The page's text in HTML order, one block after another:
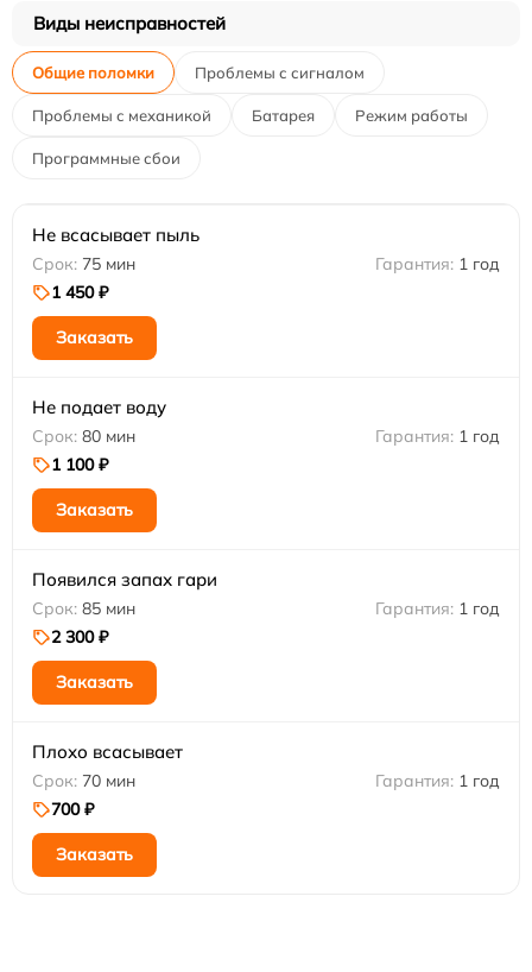
Виды неисправностей
Общие поломки Проблемы с сигналом
Проблемы с механикой Батарея Режим работы
Программные сбои
Не всасывает пыль
75 мин
1 год
1 450 ₽
Заказать
Не подает воду
80 мин
1 год
1 100 ₽
Заказать
Появился запах гари
85 мин
1 год
2 300 ₽
Заказать
Плохо всасывает
70 мин
1 год
700 ₽
Заказать